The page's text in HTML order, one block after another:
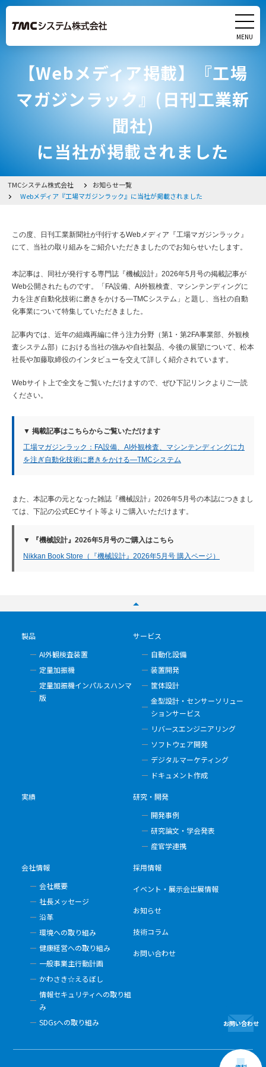
MENU
【Webメディア掲載】『工場
マガジンラック』(日刊工業新
聞社)
に当社が掲載されました
CLOSE
サービス
会社情報
採用情報
お知らせ
技術コラム
お問い合わせ
JP
TMCシステム株式会社
お知らせ一覧
Webメディア『工場マガジンラック』に当社が掲載されました
この度、日刊工業新聞社が刊行するWebメディア『工場マガジンラック』
にて、当社の取り組みをご紹介いただきましたのでお知らせいたします。
本記事は、同社が発行する専門誌『機械設計』2026年5月号の掲載記事が
Web公開されたものです。「FA設備、AI外観検査、マシンテンディングに
力を注ぎ自動化技術に磨きをかける―TMCシステム」と題し、当社の自動
化事業について特集していただきました。
記事内では、近年の組織再編に伴う注力分野（第1・第2FA事業部、外観検
査システム部）における当社の強みや自社製品、今後の展望について、松本
社長や加藤取締役のインタビューを交えて詳しく紹介されています。
Webサイト上で全文をご覧いただけますので、ぜひ下記リンクよりご一読
ください。
▼ 掲載記事はこちらからご覧いただけます
工場マガジンラック：FA設備、AI外観検査、マシンテンディングに力
を注ぎ自動化技術に磨きをかける―TMCシステム
また、本記事の元となった雑誌『機械設計』2026年5月号の本誌につきまし
ては、下記の公式ECサイト等よりご購入いただけます。
▼ 『機械設計』2026年5月号のご購入はこちら
Nikkan Book Store（『機械設計』2026年5月号 購入ページ）
製品
AI外観検査装置
定量加振機
定量加振機インパルスハンマ
版
サービス
自動化設備
装置開発
筐体設計
金型設計・センサーソリュー
ションサービス
リバースエンジニアリング
ソフトウェア開発
デジタルマーケティング
ドキュメント作成
実績
研究・開発
開発事例
研究論文・学会発表
産官学連携
会社情報
会社概要
社長メッセージ
沿革
環境への取り組み
健康経営への取り組み
一般事業主行動計画
かわさき☆えるぼし
情報セキュリティへの取り組
み
SDGsへの取り組み
採用情報
イベント・展示会出展情報
お知らせ
技術コラム
お問い合わせ
お問い合わせ